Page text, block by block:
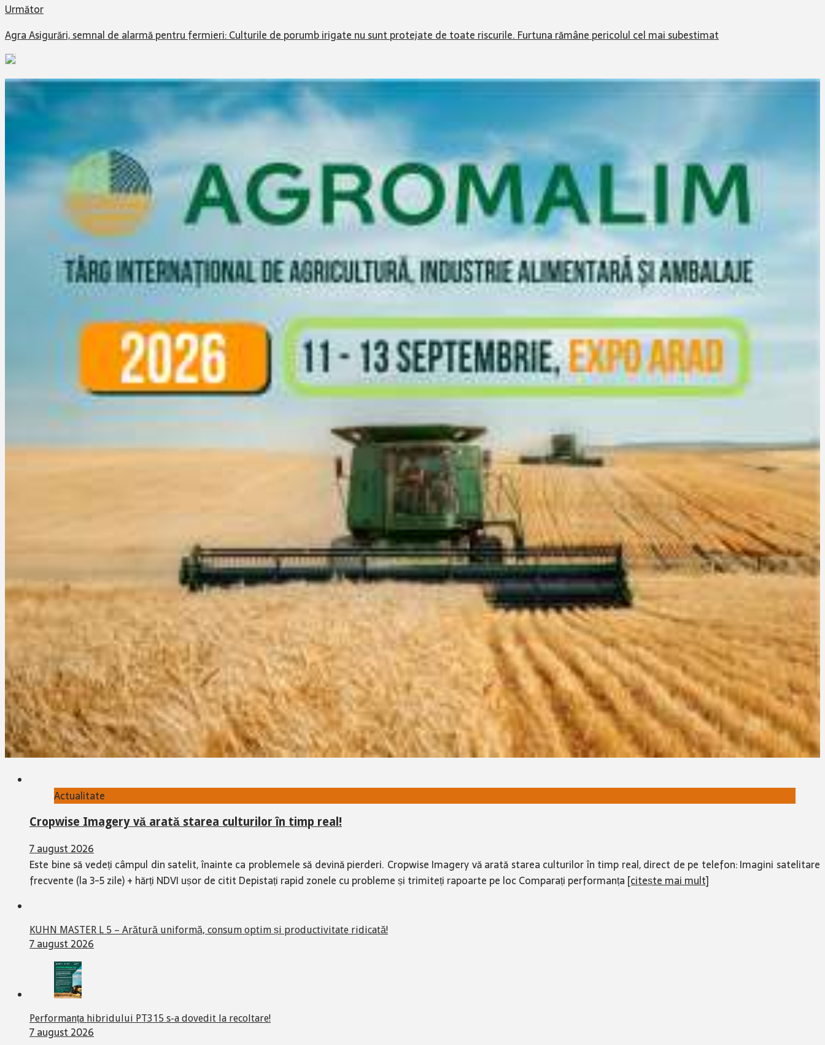
Următor
Agra Asigurări, semnal de alarmă pentru fermieri: Culturile de porumb irigate nu sunt protejate de toate riscurile. Furtuna rămâne pericolul cel mai subestimat
Actualitate
Cropwise Imagery vă arată starea culturilor în timp real!
7 august 2026
Este bine să vedeți câmpul din satelit, înainte ca problemele să devină pierderi. Cropwise Imagery vă arată starea culturilor în timp real, direct de pe telefon: Imagini satelitare
frecvente (la 3-5 zile) + hărți NDVI ușor de citit Depistați rapid zonele cu probleme și trimiteți rapoarte pe loc Comparați performanța [citește mai mult]
KUHN MASTER L 5 – Arătură uniformă, consum optim și productivitate ridicată!
7 august 2026
Performanța hibridului PT315 s-a dovedit la recoltare!
7 august 2026